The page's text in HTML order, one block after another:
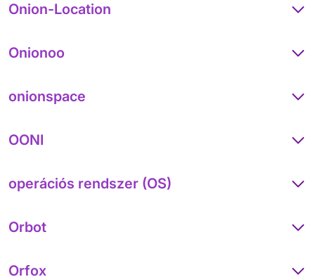
Onion-Location
Onionoo
onionspace
OONI
operációs rendszer (OS)
Orbot
Orfox